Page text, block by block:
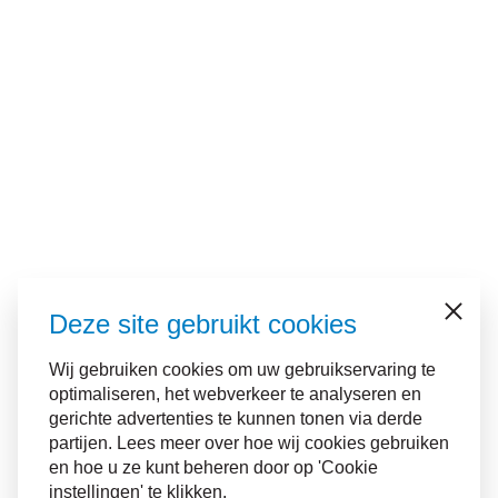
Deze site gebruikt cookies
Wij gebruiken cookies om uw gebruikservaring te
optimaliseren, het webverkeer te analyseren en
gerichte advertenties te kunnen tonen via derde
partijen. Lees meer over hoe wij cookies gebruiken
en hoe u ze kunt beheren door op 'Cookie
instellingen' te klikken.
Sluiten